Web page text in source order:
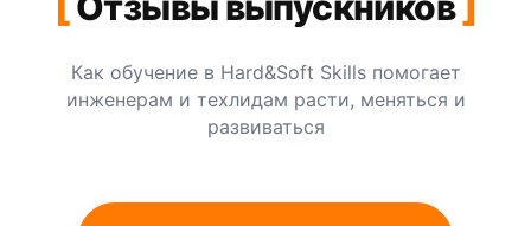
Как обучение в Hard&Soft Skills помогает
инженерам и техлидам расти, меняться и
развиваться